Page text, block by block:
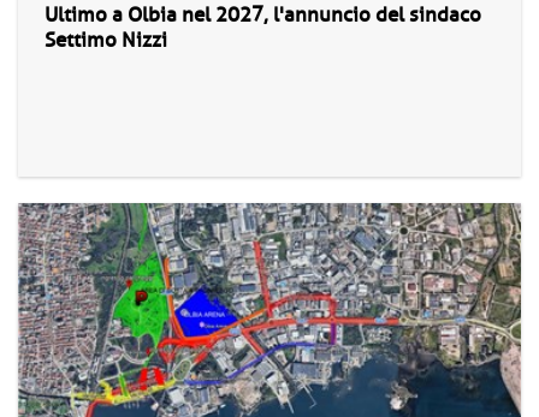
Ultimo a Olbia nel 2027, l'annuncio del sindaco
Settimo Nizzi